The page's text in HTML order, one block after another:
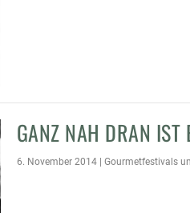
GANZ NAH DRAN IST
6. November 2014| Gourmetfestivals